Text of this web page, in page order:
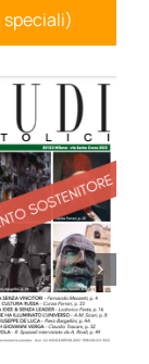
speciali)